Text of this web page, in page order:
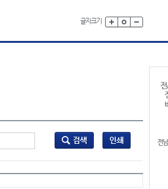
글자크기
전